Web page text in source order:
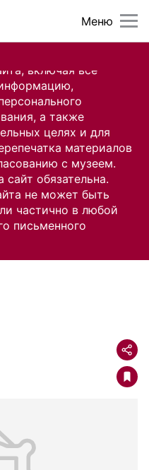
включая все
а также
целях и для
материалов
с музеем.
обязательна.
не может быть
частично в любой
письменного
Меню